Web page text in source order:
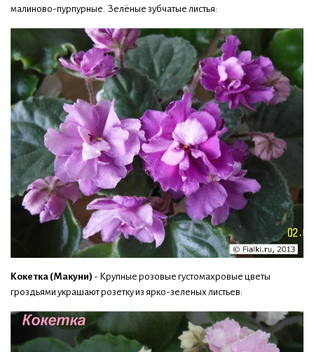
малиново-пурпурные. Зелёные зубчатые листья:
Кокетка (Макуни) - Крупные розовые густомахровые цветы
гроздьями украшают розетку из ярко-зеленых листьев: